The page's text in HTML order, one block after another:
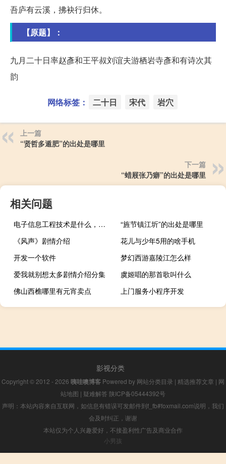
吾庐有云溪，拂袂行归休。
【原题】：
九月二十日率赵彥和王平叔刘谊夫游栖岩寺彥和有诗次其
韵
网络标签： 二十日 宋代 岩穴
上一篇
“贤哲多遁肥”的出处是哪里
下一篇
“蜡屐张乃癖”的出处是哪里
相关问题
电子信息工程技术是什么，干什么的
“旌节镇江圻”的出处是哪里
《风声》剧情介绍
花儿与少年5用的啥手机
开发一个软件
梦幻西游嘉陵江怎么样
爱我就别想太多剧情介绍分集
虞姬唱的那首歌叫什么
佛山西樵哪里有元宵卖点
上门服务小程序开发
影视分类
Copyright © 2012 - 2026 咦哇噢博客 Powered by 网站分类目录 | 精选推荐文章 | 网
站地图 | 疑难解答 陕ICP备05444392号
声明：本站内容来自互联网，如信息有错误可发邮件到f_fb#foxmail.com说明，我们
会及时纠正，谢谢
本站仅为个人兴趣爱好，不接盈利性广告及商业合作
小男孩